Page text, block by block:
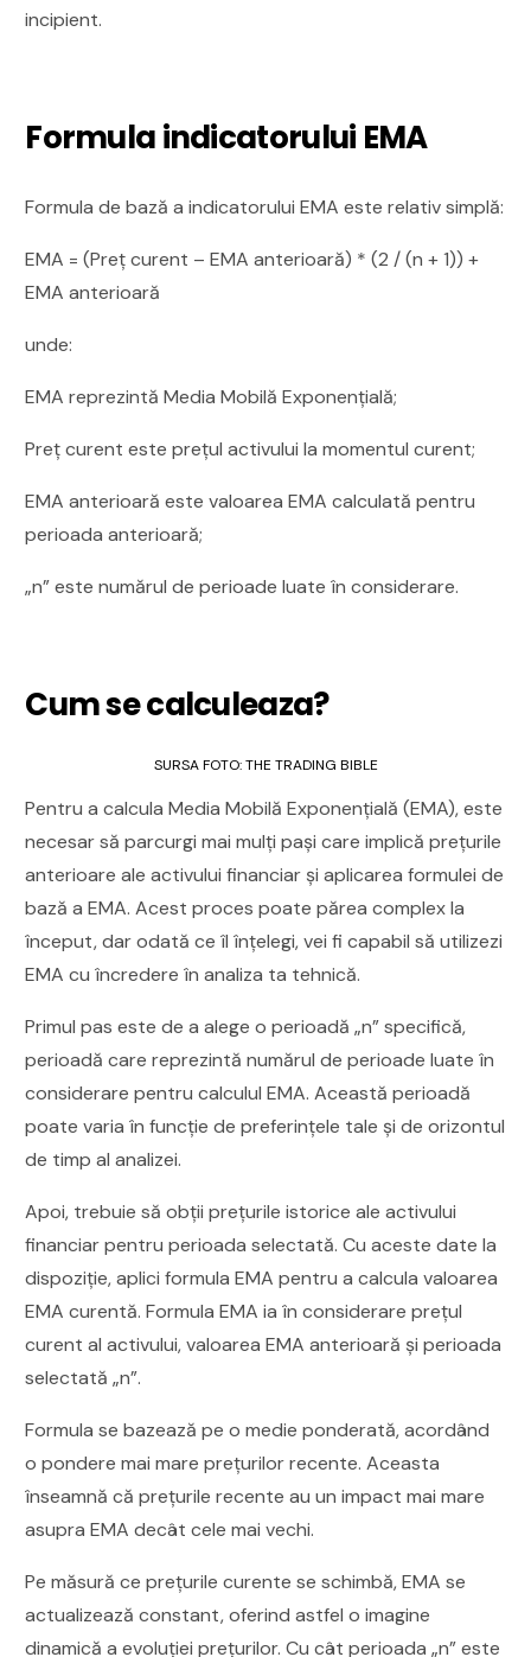
incipient.
Formula indicatorului EMA
Formula de bază a indicatorului EMA este relativ simplă:
EMA = (Preț curent – EMA anterioară) * (2 / (n + 1)) +
EMA anterioară
unde:
EMA reprezintă Media Mobilă Exponențială;
Preț curent este prețul activului la momentul curent;
EMA anterioară este valoarea EMA calculată pentru
perioada anterioară;
„n” este numărul de perioade luate în considerare.
Cum se calculeaza?
SURSA FOTO: THE TRADING BIBLE
Pentru a calcula Media Mobilă Exponențială (EMA), este
necesar să parcurgi mai mulți pași care implică prețurile
anterioare ale activului financiar și aplicarea formulei de
bază a EMA. Acest proces poate părea complex la
început, dar odată ce îl înțelegi, vei fi capabil să utilizezi
EMA cu încredere în analiza ta tehnică.
Primul pas este de a alege o perioadă „n” specifică,
perioadă care reprezintă numărul de perioade luate în
considerare pentru calculul EMA. Această perioadă
poate varia în funcție de preferințele tale și de orizontul
de timp al analizei.
Apoi, trebuie să obții prețurile istorice ale activului
financiar pentru perioada selectată. Cu aceste date la
dispoziție, aplici formula EMA pentru a calcula valoarea
EMA curentă. Formula EMA ia în considerare prețul
curent al activului, valoarea EMA anterioară și perioada
selectată „n”.
Formula se bazează pe o medie ponderată, acordând
o pondere mai mare prețurilor recente. Aceasta
înseamnă că prețurile recente au un impact mai mare
asupra EMA decât cele mai vechi.
Pe măsură ce prețurile curente se schimbă, EMA se
actualizează constant, oferind astfel o imagine
dinamică a evoluției prețurilor. Cu cât perioada „n” este